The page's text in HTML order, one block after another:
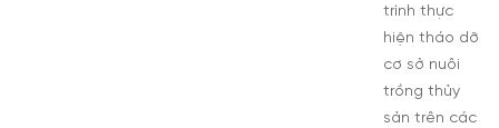
trình thực
hiện tháo dỡ
cơ sở nuôi
trồng thủy
sản trên các